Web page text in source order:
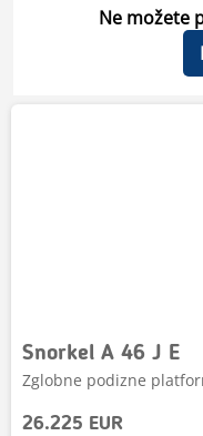
Ne možete
Snorkel A 46 J E
Zglobne podizne
26.225 EUR